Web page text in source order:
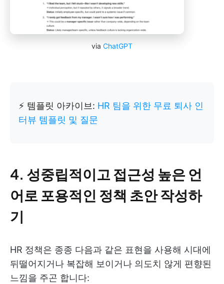
via ChatGPT
⚡ 템플릿 아카이브: HR 팀을 위한 무료 퇴사 인
터뷰 템플릿 및 질문
4. 성중립적이고 접근성 높은 언
어로 포용적인 정책 초안 작성하
기
HR 정책은 종종 다음과 같은 표현을 사용해 시대에
뒤떨어지거나 복잡해 보이거나 의도치 않게 편향된
느낌을 주곤 합니다: